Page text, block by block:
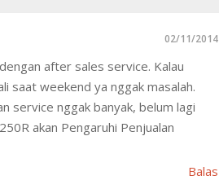
02/11/2014
after sales service. Kalau
saat weekend ya nggak masalah.
service nggak banyak, belum lagi
akan Pengaruhi Penjualan
Balas